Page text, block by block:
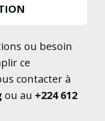
ou besoin
ce
contacter à
ou au +224 612